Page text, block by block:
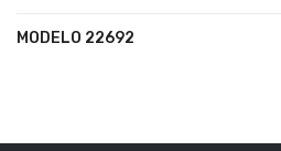
MODELO 22692